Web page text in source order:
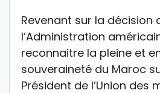
Revenant sur la décision
l’Administration
reconnaitre la pleine et
souveraineté du Maroc
Président de l’Union des